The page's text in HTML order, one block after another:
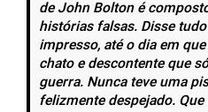
de John Bolton é
histórias falsas. Disse
impresso, até o dia em
chato e descontente que
guerra. Nunca teve uma
felizmente despejado. Que